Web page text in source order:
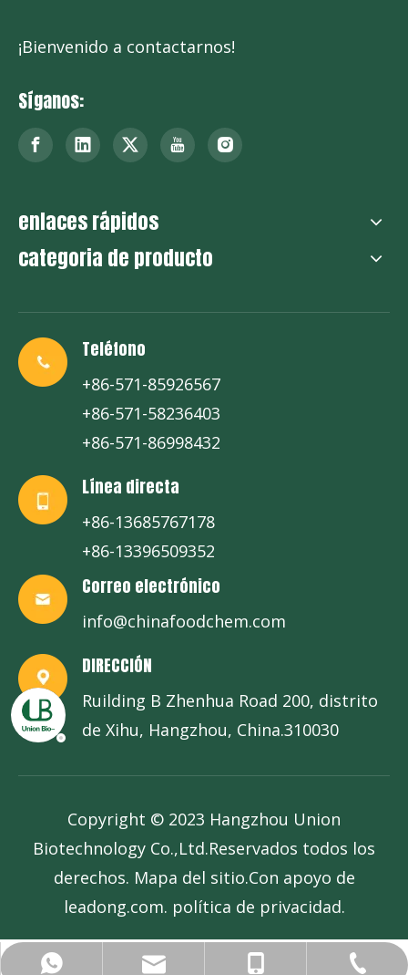
¡Bienvenido a contactarnos!
Síganos:
enlaces rápidos
categoria de producto
+86-13685767178
info@chinafoodchem.com
+86-13685767178
+86-571-58236403
Teléfono
+86-571-85926567
+86-571-58236403
+86-571-86998432
Línea directa
+86-13685767178
+86-13396509352
Correo electrónico
info@chinafoodchem.com
DIRECCIÓN
Ruilding B Zhenhua Road 200, distrito
de Xihu, Hangzhou, China.310030
Copyright © 2023 Hangzhou Union
Biotechnology Co.,Ltd.Reservados todos los
derechos. Mapa del sitio.Con apoyo de
leadong.com. política de privacidad.